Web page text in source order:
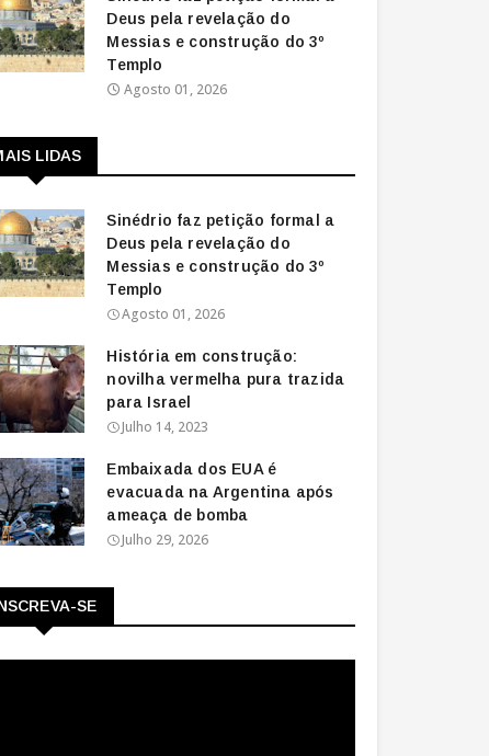
Deus pela revelação do
Messias e construção do 3º
Templo
Agosto 01, 2026
LIDAS
Sinédrio faz petição formal a
Deus pela revelação do
Messias e construção do 3º
Templo
Agosto 01, 2026
História em construção:
novilha vermelha pura trazida
para Israel
Julho 14, 2023
Embaixada dos EUA é
evacuada na Argentina após
ameaça de bomba
Julho 29, 2026
SE